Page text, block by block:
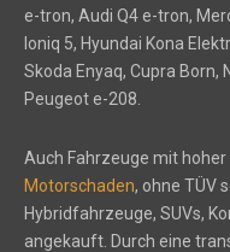
e-tron, Audi Q4 e-tron,
Ioniq 5, Hyundai Kona
Skoda Enyaq, Cupra Born,
Peugeot e-208.
Auch Fahrzeuge mit
Motorschaden, ohne TÜV
Hybridfahrzeuge, SUVs,
angekauft. Durch eine